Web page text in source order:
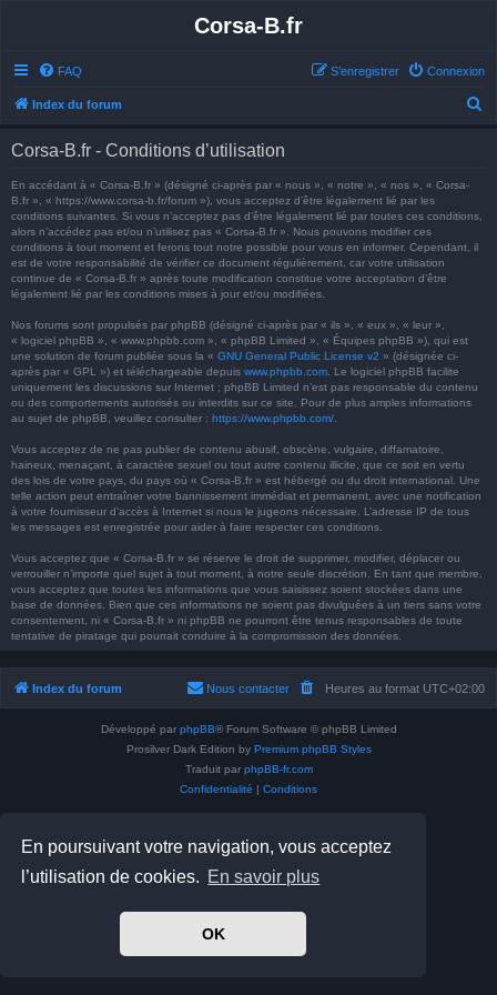
En poursuivant votre navigation, vous acceptez
l’utilisation de cookies. En savoir plus
OK
Corsa-B.fr
FAQ Connexion
S’enregistrer
Index du forum
Corsa-B.fr - Conditions d’utilisation
En accédant à « Corsa-B.fr » (désigné ci-après par « nous », « notre », « nos », « Corsa-
B.fr », « https://www.corsa-b.fr/forum »), vous acceptez d’être légalement lié par les
conditions suivantes. Si vous n’acceptez pas d’être légalement lié par toutes ces conditions,
alors n’accédez pas et/ou n’utilisez pas « Corsa-B.fr ». Nous pouvons modifier ces
conditions à tout moment et ferons tout notre possible pour vous en informer. Cependant, il
est de votre responsabilité de vérifier ce document régulièrement, car votre utilisation
continue de « Corsa-B.fr » après toute modification constitue votre acceptation d’être
légalement lié par les conditions mises à jour et/ou modifiées.
Nos forums sont propulsés par phpBB (désigné ci-après par « ils », « eux », « leur »,
« logiciel phpBB », « www.phpbb.com », « phpBB Limited », « Équipes phpBB »), qui est
une solution de forum publiée sous la « GNU General Public License v2 » (désignée ci-
après par « GPL ») et téléchargeable depuis www.phpbb.com . Le logiciel phpBB facilite
uniquement les discussions sur Internet ; phpBB Limited n’est pas responsable du contenu
ou des comportements autorisés ou interdits sur ce site. Pour de plus amples informations
au sujet de phpBB, veuillez consulter : https://www.phpbb.com/
Vous acceptez de ne pas publier de contenu abusif, obscène, vulgaire, diffamatoire,
haineux, menaçant, à caractère sexuel ou tout autre contenu illicite, que ce soit en vertu
des lois de votre pays, du pays où « Corsa-B.fr » est hébergé ou du droit international. Une
telle action peut entraîner votre bannissement immédiat et permanent, avec une notification
à votre fournisseur d’accès à Internet si nous le jugeons nécessaire. L’adresse IP de tous
les messages est enregistrée pour aider à faire respecter ces conditions.
Vous acceptez que « Corsa-B.fr » se réserve le droit de supprimer, modifier, déplacer ou
verrouiller n’importe quel sujet à tout moment, à notre seule discrétion. En tant que membre,
vous acceptez que toutes les informations que vous saisissez soient stockées dans une
base de données. Bien que ces informations ne soient pas divulguées à un tiers sans votre
consentement, ni « Corsa-B.fr » ni phpBB ne pourront être tenus responsables de toute
tentative de piratage qui pourrait conduire à la compromission des données.
Index du forum Heures au format UTC+02:00
Nous contacter
Développé par phpBB® Forum Software © phpBB Limited
Prosilver Dark Edition by Premium phpBB Styles
Traduit par phpBB-fr.com
Confidentialité | Conditions